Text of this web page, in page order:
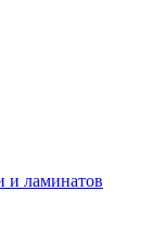
и ламинатов